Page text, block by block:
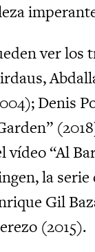
ver los
Denis
vídeo “Al
la serie
Gil
(2015).